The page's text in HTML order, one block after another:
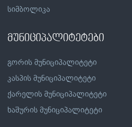
სიმბოლიკა
მუნიციპალიტეტები
გორის მუნიციპალიტეტი
კასპის მუნიციპალიტეტი
ქარელის მუნიციპალიტეტი
ხაშურის მუნიციპალიტეტი